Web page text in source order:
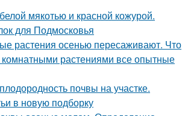
мякотью и красной кожурой.
для Подмосковья
растения осенью пересаживают. Что
растениями все опытные
почвы на участке.
в новую подборку